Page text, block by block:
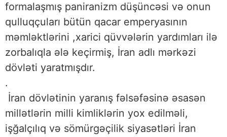
formalaşmış paniranizm düşüncəsi və onun
qulluqçuları bütün qacar emperyasının
məmləktlərini ,xarici qüvvələrin yardımları ilə
zorbalıqla ələ keçirmiş, İran adlı mərkəzi
dövləti yaratmışdır.
.
İran dövlətinin yaranış fəlsəfəsinə əsasən
millətlərin milli kimliklərin yox edilməli,
işğalçılıq və sömürgəçilik siyasətləri İran